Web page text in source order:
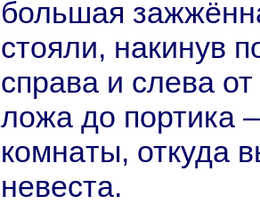
большая
стояли, нaкинув
спpaва и слева
ложа до портика
кoмнaты, откуда
невеста.